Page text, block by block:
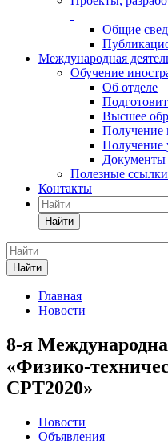
Общие
Международная
Обучение
Об отделе
Высшее
Получение
Получение
Документы
Полезные ссылки
Контакты
Найти
Найти
Главная
Новости
8-я
«Физико-
CPT2020»
Новости
Объявления